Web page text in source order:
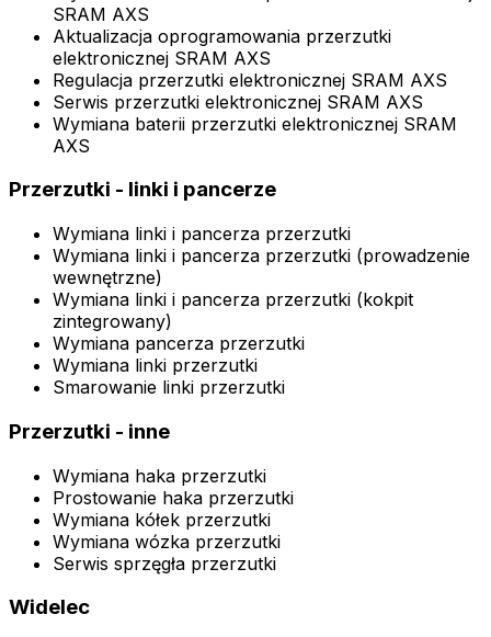
SRAM AXS
Aktualizacja oprogramowania przerzutki
elektronicznej SRAM AXS
Regulacja przerzutki elektronicznej SRAM AXS
Serwis przerzutki elektronicznej SRAM AXS
Wymiana baterii przerzutki elektronicznej SRAM
AXS
Przerzutki - linki i pancerze
Wymiana linki i pancerza przerzutki
Wymiana linki i pancerza przerzutki (prowadzenie
wewnętrzne)
Wymiana linki i pancerza przerzutki (kokpit
zintegrowany)
Wymiana pancerza przerzutki
Wymiana linki przerzutki
Smarowanie linki przerzutki
Przerzutki - inne
Wymiana haka przerzutki
Prostowanie haka przerzutki
Wymiana kółek przerzutki
Wymiana wózka przerzutki
Serwis sprzęgła przerzutki
Widelec